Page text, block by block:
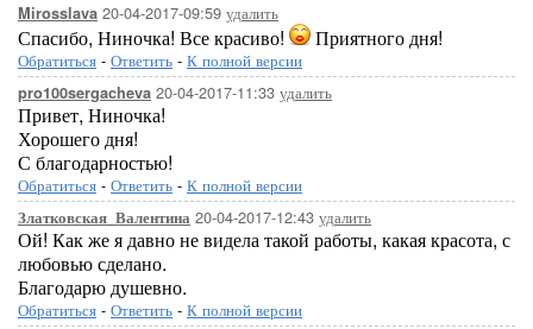
Mirosslava 20-04-2017-09:59 удалить
Спасибо, Ниночка! Все красиво! Приятного дня!
Обратиться - Ответить - К полной версии
pro100sergacheva 20-04-2017-11:33 удалить
Привет, Ниночка!
Хорошего дня!
С благодарностью!
Обратиться - Ответить - К полной версии
Златковская_Валентина 20-04-2017-12:43 удалить
Ой! Как же я давно не видела такой работы, какая красота, с
любовью сделано.
Благодарю душевно.
Обратиться - Ответить - К полной версии